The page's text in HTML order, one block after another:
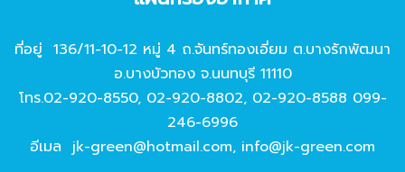
ที่อยู่ 136/11-10-12 หมู่ 4 ถ.จันทร์ทองเอี่ยม ต.บางรักพัฒนา
อ.บางบัวทอง จ.นนทบุรี 11110
โทร.02-920-8550, 02-920-8802, 02-920-8588 099-
246-6996
อีเมล jk-green@hotmail.com, info@jk-green.com